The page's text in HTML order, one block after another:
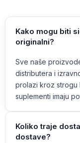
Kako mogu biti
originalni?
Sve naše
distributera i
prolazi kroz strogu
suplementi imaju
Koliko traje
dostave?